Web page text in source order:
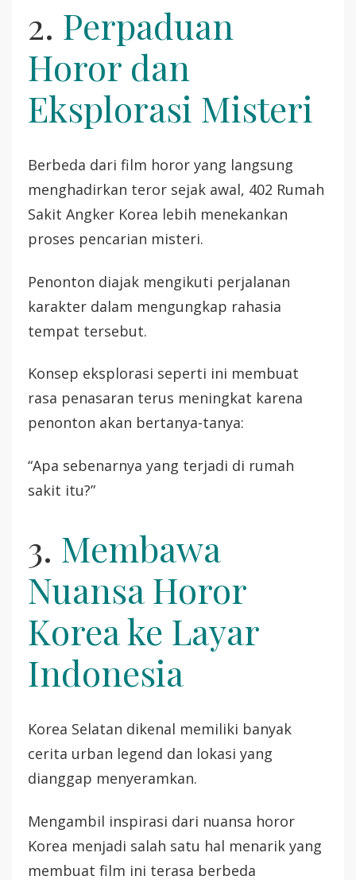
2. Perpaduan
Horor dan
Eksplorasi Misteri
Berbeda dari film horor yang langsung
menghadirkan teror sejak awal, 402 Rumah
Sakit Angker Korea lebih menekankan
proses pencarian misteri.
Penonton diajak mengikuti perjalanan
karakter dalam mengungkap rahasia
tempat tersebut.
Konsep eksplorasi seperti ini membuat
rasa penasaran terus meningkat karena
penonton akan bertanya-tanya:
“Apa sebenarnya yang terjadi di rumah
sakit itu?”
3. Membawa
Nuansa Horor
Korea ke Layar
Indonesia
Korea Selatan dikenal memiliki banyak
cerita urban legend dan lokasi yang
dianggap menyeramkan.
Mengambil inspirasi dari nuansa horor
Korea menjadi salah satu hal menarik yang
membuat film ini terasa berbeda